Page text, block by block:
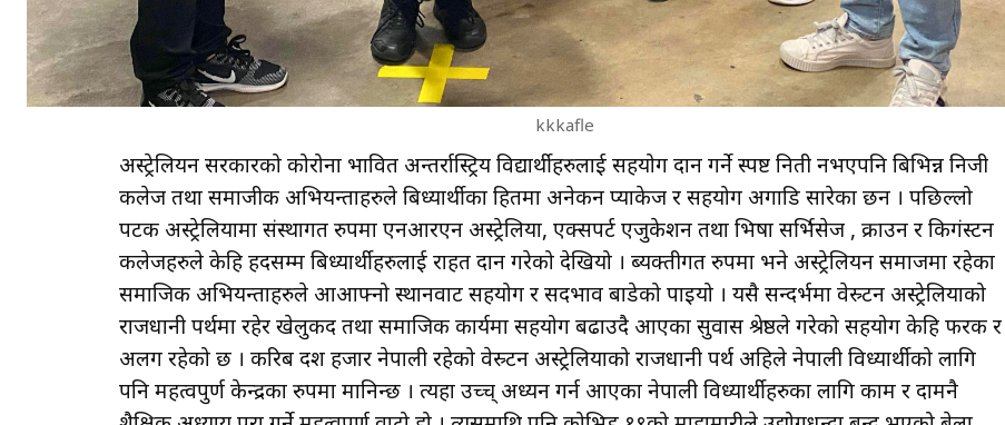
kkkafle
अस्ट्रेलियन सरकारको कोरोना प्रभावित अन्तर्रास्ट्रिय विद्यार्थीहरुलाई सहयोग प्रदान गर्ने स्पष्ट निती नभएपनि बिभिन्न निजी
कलेज तथा समाजीक अभियन्ताहरुले बिध्यार्थीका हितमा अनेकन प्याकेज र सहयोग अगाडि सारेका छन । पछिल्लो
पटक अस्ट्रेलियामा संस्थागत रुपमा एनआरएन अस्ट्रेलिया, एक्सपर्ट एजुकेशन तथा भिषा सर्भिसेज , क्राउन र किगंस्टन
कलेजहरुले केहि हदसम्म बिध्यार्थीहरुलाई राहत प्रदान गरेको देखियो । ब्यक्तीगत रुपमा भने अस्ट्रेलियन समाजमा रहेका
समाजिक अभियन्ताहरुले आआफ्नो स्थानवाट सहयोग र सदभाव बाडेको पाइयो । यसै सन्दर्भमा वेस्र्टन अस्ट्रेलियाको
राजधानी पर्थमा रहेर खेलुकद तथा समाजिक कार्यमा सहयोग बढाउदै आएका सुवास श्रेष्ठले गरेको सहयोग केहि फरक र
अलग रहेको छ । करिब दश हजार नेपाली रहेको वेस्र्टन अस्ट्रेलियाको राजधानी पर्थ अहिले नेपाली विध्यार्थीको लागि
पनि महत्वपुर्ण केन्द्रका रुपमा मानिन्छ । त्यहा उच्च् अध्यन गर्न आएका नेपाली विध्यार्थीहरुका लागि काम र दामनै